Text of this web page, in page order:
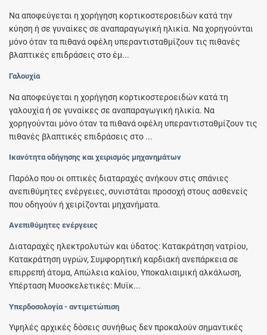
Να αποφεύγεται η χορήγηση κορτικοστεροειδών κατά την
κύηση ή σε γυναίκες σε αναπαραγωγική ηλικία. Να χορηγούνται
μόνο όταν τα πιθανά οφέλη υπεραντισταθμίζουν τις πιθανές
βλαπτικές επιδράσεις στο έμ...
Γαλουχία
Να αποφεύγεται η χορήγηση κορτικοστεροειδών κατά τη
γαλουχία ή σε γυναίκες σε αναπαραγωγική ηλικία. Να
χορηγούνται μόνο όταν τα πιθανά οφέλη υπεραντισταθμίζουν τις
πιθανές βλαπτικές επιδράσεις στο ...
Ικανότητα οδήγησης και χειρισμός μηχανημάτων
Παρόλο που οι οπτικές διαταραχές ανήκουν στις σπάνιες
ανεπιθύμητες ενέργειες, συνιστάται προσοχή στους ασθενείς
που οδηγούν ή χειρίζονται μηχανήματα.
Ανεπιθύμητες ενέργειες
Διαταραχές ηλεκτρολυτών και ύδατος: Κατακράτηση νατρίου,
Κατακράτηση υγρών, Συμφορητική καρδιακή ανεπάρκεια σε
επιρρεπή άτομα, Απώλεια καλίου, Υποκαλιαιμική αλκάλωση,
Υπέρταση Μυοσκελετικές: Μυϊκ...
Υπερδοσολογία - αντιμετώπιση
Υψηλές αρχικές δόσεις συνήθως δεν προκαλούν σημαντικές